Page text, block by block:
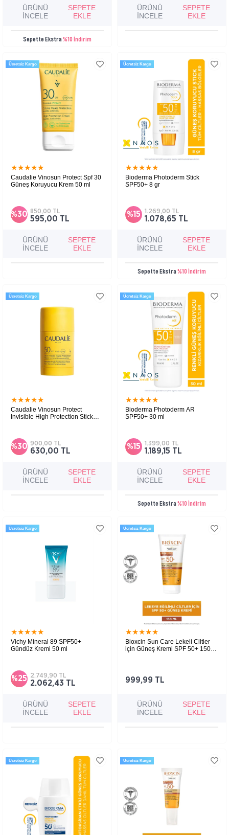
Sepette Ekstra%10 İndirim
ÜRÜNÜ
İNCELE
SEPETE
EKLE
ÜRÜNÜ
İNCELE
SEPETE
EKLE
★★★★★
Caudalie Vinosun Protect Spf 30
Güneş Koruyucu Krem 50 ml
%30
595,00 TL
850,00 TL
Ücretsiz Kargo
ÜRÜNÜ
İNCELE
SEPETE
EKLE
★★★★★
Bioderma Photoderm Stick
SPF50+ 8 gr
güneş koruyucu
%15
1.078,65 TL
1.269,00 TL
Sepette Ekstra%10 İndirim
Ücretsiz Kargo
ÜRÜNÜ
İNCELE
SEPETE
EKLE
★★★★★
Caudalie Vinosun Protect
Invisible High Protection Stick
koruyucudur.
%30
630,00 TL
900,00 TL
Ücretsiz Kargo
ÜRÜNÜ
İNCELE
SEPETE
EKLE
★★★★★
Bioderma Photoderm AR
SPF50+ 30 ml
karşı koruyan ve kızarıklık görünümünü
azaltan renkli güneş koruyucu.
%15
1.189,15 TL
1.399,00 TL
Sepette Ekstra%10 İndirim
Ücretsiz Kargo
ÜRÜNÜ
İNCELE
SEPETE
EKLE
★★★★★
Vichy Mineral 89 SPF50+
Gündüz Kremi 50 ml
%25
2.062,43 TL
2.749,90 TL
Ücretsiz Kargo
ÜRÜNÜ
İNCELE
SEPETE
EKLE
★★★★★
Bioxcin Sun Care Lekeli Ciltler
için Güneş Kremi SPF 50+ 150
yaşlanmaya karşı korumaya yardımcı olur.
999,99 TL
Ücretsiz Kargo
ÜRÜNÜ
İNCELE
SEPETE
EKLE
Ücretsiz Kargo Ücretsiz Kargo